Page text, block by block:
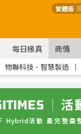
繁體版
每日椽真 商情
物聯科技．智慧製造 ｜